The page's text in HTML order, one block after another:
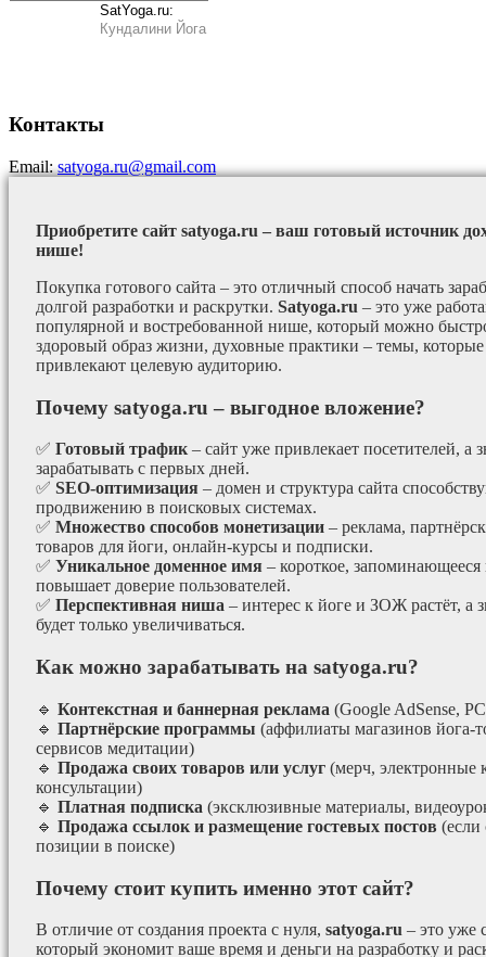
SatYoga.ru:
Кундалини Йога
Контакты
Email:satyoga.ru@gmail.com
Приобретите сайт satyoga.ru – ваш готовый источник
нише!
Покупка готового сайта – это отличный способ начать
долгой разработки и раскрутки. Satyoga.ru – это уже
популярной и востребованной нише, который можно
здоровый образ жизни, духовные практики – темы, которые
привлекают целевую аудиторию.
Почему satyoga.ru – выгодное вложение?
✅ Готовый трафик – сайт уже привлекает посетителей, а
зарабатывать с первых дней.
✅ SEO-оптимизация – домен и структура сайта
продвижению в поисковых системах.
✅ Множество способов монетизации – реклама,
товаров для йоги, онлайн-курсы и подписки.
✅ Уникальное доменное имя – короткое, запоминающееся
повышает доверие пользователей.
✅ Перспективная ниша – интерес к йоге и ЗОЖ растёт, а
будет только увеличиваться.
Как можно зарабатывать на satyoga.ru?
🔹 Контекстная и баннерная реклама (Google AdSense,
🔹 Партнёрские программы (аффилиаты магазинов йога-
сервисов медитации)
🔹 Продажа своих товаров или услуг (мерч, электронные
консультации)
🔹 Платная подписка (эксклюзивные материалы,
🔹 Продажа ссылок и размещение гостевых постов (если
позиции в поиске)
Почему стоит купить именно этот сайт?
В отличие от создания проекта с нуля, satyoga.ru – это уже
который экономит ваше время и деньги на разработку и